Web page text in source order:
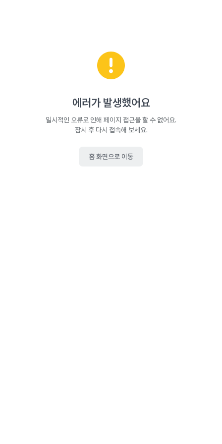
에러가 발생했어요
일시적인 오류로 인해 페이지 접근을 할 수 없어요.
잠시 후 다시 접속해 보세요.
홈 화면으로 이동